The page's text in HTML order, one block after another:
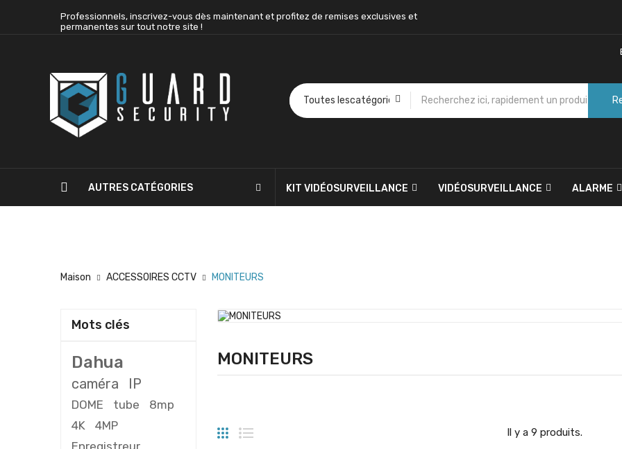
Professionnels, inscrivez-vous dès maintenant et profitez de remises exclusives et
permanentes sur tout notre site !
AUTRES CATÉGORIES KIT VIDÉOSURVEILLANCE VIDÉOSURVEILLANCE ALARME
Maison ACCESSOIRES CCTV MONITEURS
Mots clés
Dahua
caméra IP
DOME tube
8mp
4K
4MP
Enregistreur
MONITEURS
Il y a 9 produits.